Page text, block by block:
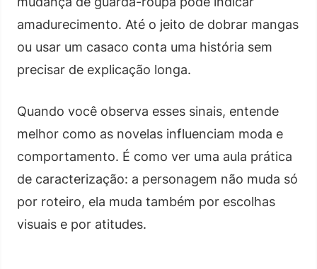
amadurecimento. Até o jeito de dobrar mangas
ou usar um casaco conta uma história sem
precisar de explicação longa.
Quando você observa esses sinais, entende
melhor como as novelas influenciam moda e
comportamento. É como ver uma aula prática
de caracterização: a personagem não muda só
por roteiro, ela muda também por escolhas
visuais e por atitudes.